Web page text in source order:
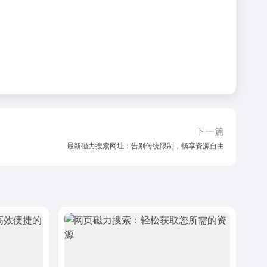
下一篇
最新磁力搜索网址：告别传统限制，畅享资源自由